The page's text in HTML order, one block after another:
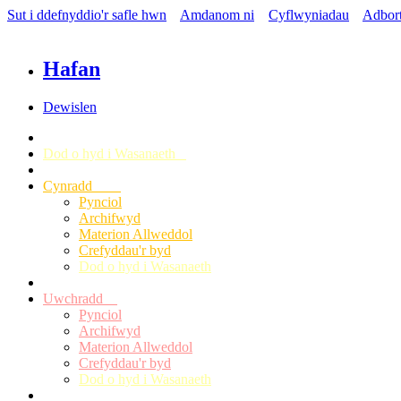
Sut i ddefnyddio'r safle hwn Amdanom ni Cyflwyniadau
Hafan
Dewislen
Dod o hyd i Wasanaeth
Cynradd
Pynciol
Archifwyd
Materion Allweddol
Crefyddau'r byd
Dod o hyd i Wasanaeth
Uwchradd
Pynciol
Archifwyd
Materion Allweddol
Crefyddau'r byd
Dod o hyd i Wasanaeth